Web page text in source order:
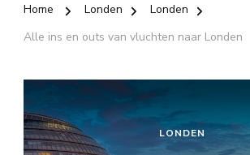
Home Londen
Londen
Alle ins en outs van vluchten naar Londen
LONDEN